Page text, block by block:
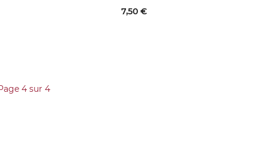
7,50 €
4 sur 4